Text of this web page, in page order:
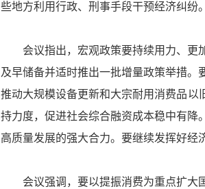
些地方利用行政、刑事手段干预经济纠纷
会议指出，宏观政策要持续用力、更加
及早储备并适时推出一批增量政策举措
推动大规模设备更新和大宗耐用消费品以
持力度，促进社会综合融资成本稳中有降
高质量发展的强大合力。要继续发挥好经
会议强调，要以提振消费为重点扩大国